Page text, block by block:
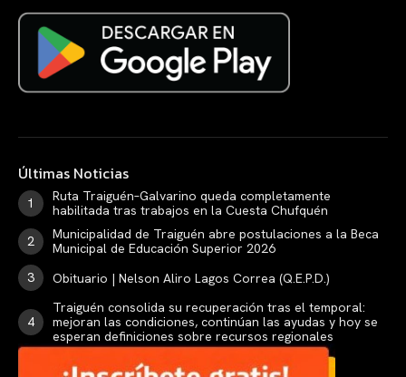
Últimas Noticias
Ruta Traiguén–Galvarino queda completamente
habilitada tras trabajos en la Cuesta Chufquén
Municipalidad de Traiguén abre postulaciones a la Beca
Municipal de Educación Superior 2026
Obituario | Nelson Aliro Lagos Correa (Q.E.P.D.)
Traiguén consolida su recuperación tras el temporal:
mejoran las condiciones, continúan las ayudas y hoy se
esperan definiciones sobre recursos regionales